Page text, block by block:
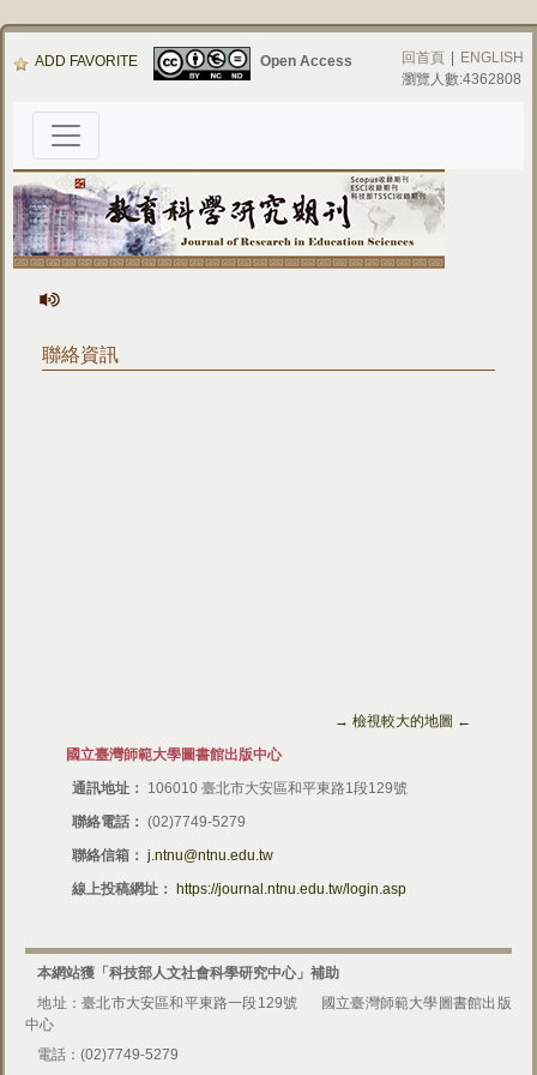
ADD FAVORITE Open Access 回首頁
ENGLISH
瀏覽人數:4362808
聯絡資訊
→ 檢視較大的地圖 ←
國立臺灣師範大學圖書館出版中心
通訊地址： 106010 臺北市大安區和平東路1段129號
聯絡電話： (02)7749-5279
聯絡信箱： j.ntnu@ntnu.edu.tw
線上投稿網址： https://journal.ntnu.edu.tw/login.asp
本網站獲「科技部人文社會科學研究中心」補助
地址：臺北市大安區和平東路一段129號
國立臺灣師範大學圖書館出版
中心
電話：(02)7749-5279